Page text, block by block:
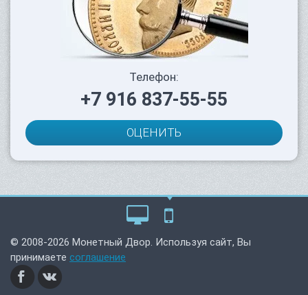
Телефон:
+7 916 837-55-55
ОЦЕНИТЬ
© 2008-2026 Монетный Двор. Используя сайт, Вы
принимаете соглашение